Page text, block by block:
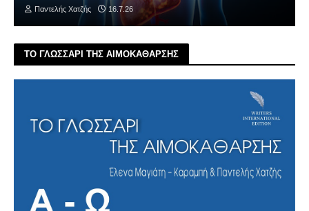
Παντελής Χατζής 16.7.26
ΤΟ ΓΛΩΣΣΑΡΙ ΤΗΣ ΑΙΜΟΚΑΘΑΡΣΗΣ